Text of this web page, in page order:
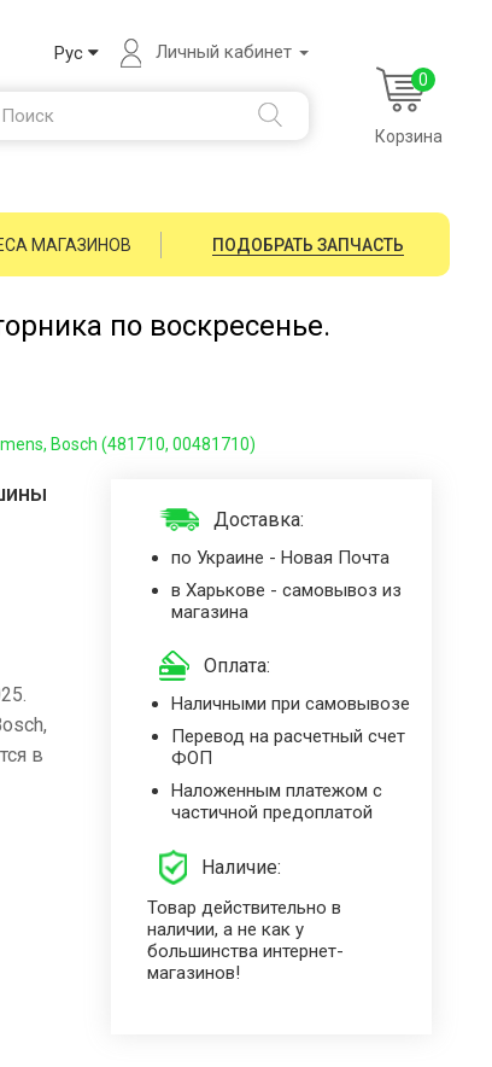
Рус Личный кабинет
0
Корзина
МАГАЗИНОВ ПОДОБРАТЬ ЗАПЧАСТЬ
по воскресенье.
Bosch (481710, 00481710)
в
Доставка:
по Украине - Новая Почта
в Харькове - самовывоз из
магазина
Оплата:
Наличными при самовывозе
Перевод на расчетный счет
ФОП
Наложенным платежом с
частичной предоплатой
Наличие:
Товар действительно в
наличии, а не как у
большинства интернет-
магазинов!